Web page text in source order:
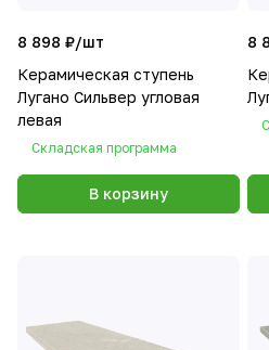
8 898 ₽/шт
Керамическая ступень
Лугано Сильвер угловая
левая
Складская программа
В корзину
8